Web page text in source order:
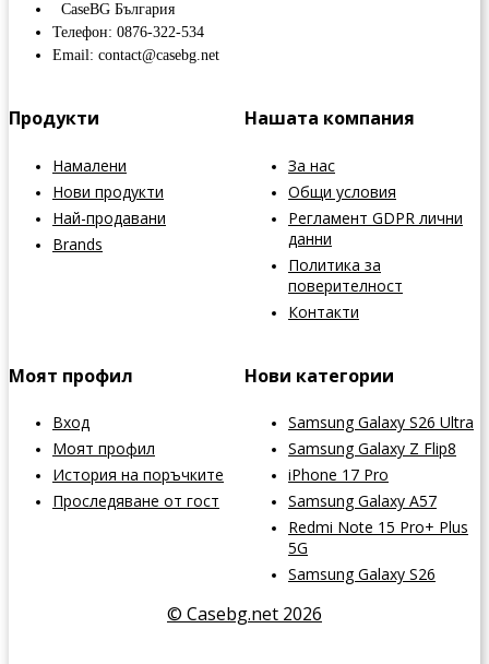
CaseBG България
Телефон: 0876-322-534
Email: contact@casebg.net
Продукти
Намалени
Нови продукти
Най-продавани
Brands
Нашата компания
За нас
Общи условия
Регламент GDPR лични
данни
Политика за
поверителност
Контакти
Моят профил
Вход
Моят профил
История на поръчките
Проследяване от гост
Нови категории
Samsung Galaxy S26 Ultra
Samsung Galaxy Z Flip8
iPhone 17 Pro
Samsung Galaxy A57
Redmi Note 15 Pro+ Plus
5G
Samsung Galaxy S26
© Casebg.net 2026